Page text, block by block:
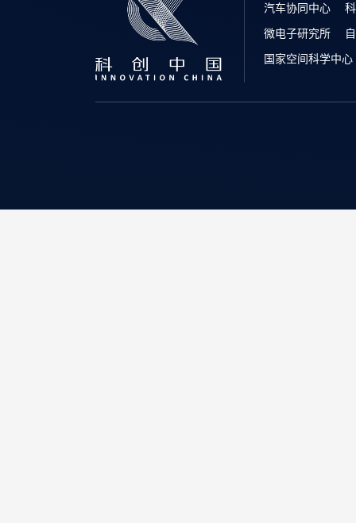
汽车协同中心
微电子研究所
国家空间科学中心